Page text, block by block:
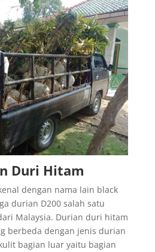
Duri Hitam
dengan nama lain black
durian D200 salah satu
Malaysia. Durian duri hitam
berbeda dengan jenis durian
bagian luar yaitu bagian